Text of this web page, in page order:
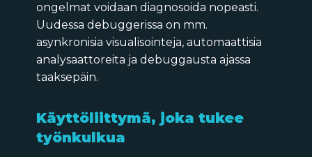
ongelmat voidaan diagnosoida nopeasti.
Uudessa debuggerissa on mm.
asynkronisia visualisointeja, automaattisia
analysaattoreita ja debuggausta ajassa
taaksepäin.
Käyttöliittymä, joka tukee
työnkulkua